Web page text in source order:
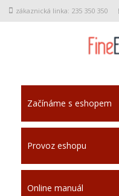
zákaznická linka: 235 350 350
Začínáme s eshopem
Provoz eshopu
Online manuál